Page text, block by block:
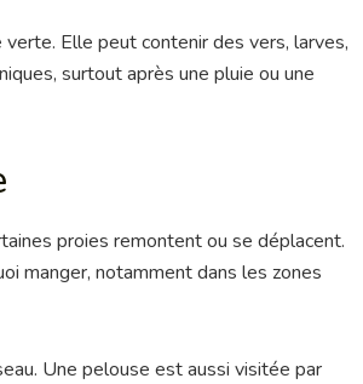
Elle peut contenir des vers, larves,
surtout après une pluie ou une
proies remontent ou se déplacent.
manger, notamment dans les zones
Une pelouse est aussi visitée par